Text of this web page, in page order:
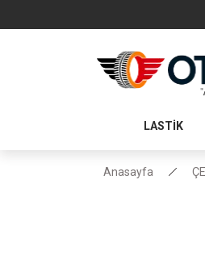
LASTİK
Anasayfa